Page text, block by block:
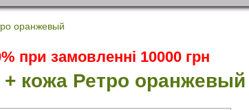
оранжевый
при замовленні 10000 грн
кожа Ретро оранжевый